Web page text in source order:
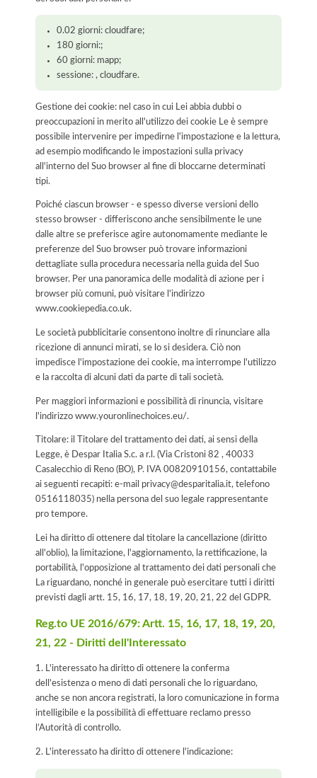
0.02 giorni: cloudfare;
180 giorni:;
60 giorni: mapp;
sessione: , cloudfare.
Gestione dei cookie: nel caso in cui Lei abbia dubbi o
preoccupazioni in merito all'utilizzo dei cookie Le è sempre
possibile intervenire per impedirne l'impostazione e la lettura,
ad esempio modificando le impostazioni sulla privacy
all'interno del Suo browser al fine di bloccarne determinati
tipi.
Poiché ciascun browser - e spesso diverse versioni dello
stesso browser - differiscono anche sensibilmente le une
dalle altre se preferisce agire autonomamente mediante le
preferenze del Suo browser può trovare informazioni
dettagliate sulla procedura necessaria nella guida del Suo
browser. Per una panoramica delle modalità di azione per i
browser più comuni, può visitare l'indirizzo
www.cookiepedia.co.uk.
Le società pubblicitarie consentono inoltre di rinunciare alla
ricezione di annunci mirati, se lo si desidera. Ciò non
impedisce l'impostazione dei cookie, ma interrompe l'utilizzo
e la raccolta di alcuni dati da parte di tali società.
Per maggiori informazioni e possibilità di rinuncia, visitare
l'indirizzo www.youronlinechoices.eu/.
Titolare: il Titolare del trattamento dei dati, ai sensi della
Legge, è Despar Italia S.c. a r.l. (Via Cristoni 82 , 40033
Casalecchio di Reno (BO), P. IVA 00820910156, contattabile
ai seguenti recapiti: e-mail privacy@desparitalia.it, telefono
0516118035) nella persona del suo legale rappresentante
pro tempore.
Lei ha diritto di ottenere dal titolare la cancellazione (diritto
all'oblio), la limitazione, l'aggiornamento, la rettificazione, la
portabilità, l'opposizione al trattamento dei dati personali che
La riguardano, nonché in generale può esercitare tutti i diritti
previsti dagli artt. 15, 16, 17, 18, 19, 20, 21, 22 del GDPR.
Reg.to UE 2016/679: Artt. 15, 16, 17, 18, 19, 20,
21, 22 - Diritti dell'Interessato
1. L'interessato ha diritto di ottenere la conferma
dell'esistenza o meno di dati personali che lo riguardano,
anche se non ancora registrati, la loro comunicazione in forma
intelligibile e la possibilità di effettuare reclamo presso
l’Autorità di controllo.
2. L'interessato ha diritto di ottenere l'indicazione: